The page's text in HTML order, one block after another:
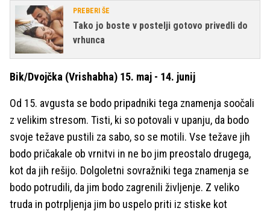
PREBERI ŠE
Tako jo boste v postelji gotovo privedli do
vrhunca
Bik/Dvojčka (Vrishabha) 15. maj - 14. junij
Od 15. avgusta se bodo pripadniki tega znamenja soočali
z velikim stresom. Tisti, ki so potovali v upanju, da bodo
svoje težave pustili za sabo, so se motili. Vse težave jih
bodo pričakale ob vrnitvi in ne bo jim preostalo drugega,
kot da jih rešijo. Dolgoletni sovražniki tega znamenja se
bodo potrudili, da jim bodo zagrenili življenje. Z veliko
truda in potrpljenja jim bo uspelo priti iz stiske kot